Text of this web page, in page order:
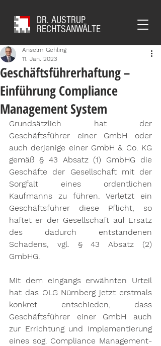
DR. AUSTRUP
RECHTSANWÄLTE
Geschäftsführerhaftung –
Einführung Compliance
Management System
Anselm Gehling
11. Jan. 2023
Grundsätzlich hat der
Geschäftsführer einer GmbH oder
auch derjenige einer GmbH & Co. KG
gemäß § 43 Absatz (1) GmbHG die
Geschäfte der Gesellschaft mit der
Sorgfalt eines ordentlichen
Kaufmanns zu führen. Verletzt ein
Geschäftsführer diese Pflicht, so
haftet er der Gesellschaft auf Ersatz
des dadurch entstandenen
Schadens, vgl. § 43 Absatz (2)
GmbHG.
Mit dem eingangs erwähnten Urteil
hat das OLG Nürnberg jetzt erstmals
konkret entschieden, dass
Geschäftsführer einer GmbH auch
zur Errichtung und Implementierung
eines sog. Compliance Management-